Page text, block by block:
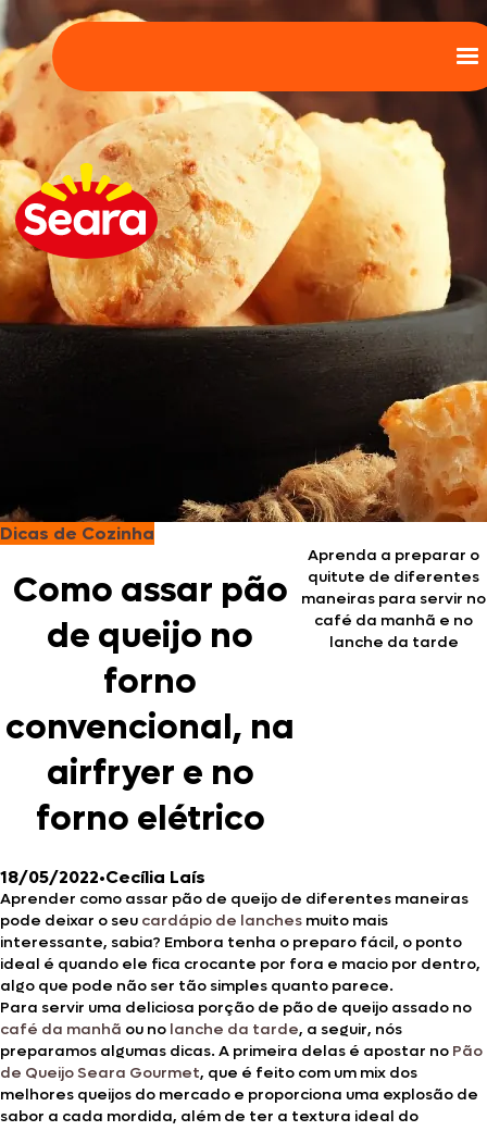
Dicas de Cozinha
Como assar pão
de queijo no
forno
convencional, na
airfryer e no
forno elétrico
Aprenda a preparar o
quitute de diferentes
maneiras para servir no
café da manhã e no
lanche da tarde
18/05/2022•Cecília Laís
Aprender como assar pão de queijo de diferentes maneiras
pode deixar o seu cardápio de lanches muito mais
interessante, sabia? Embora tenha o preparo fácil, o ponto
ideal é quando ele fica crocante por fora e macio por dentro,
algo que pode não ser tão simples quanto parece.
Para servir uma deliciosa porção de pão de queijo assado no
café da manhã ou no lanche da tarde, a seguir, nós
preparamos algumas dicas. A primeira delas é apostar no Pão
de Queijo Seara Gourmet, que é feito com um mix dos
melhores queijos do mercado e proporciona uma explosão de
sabor a cada mordida, além de ter a textura ideal do